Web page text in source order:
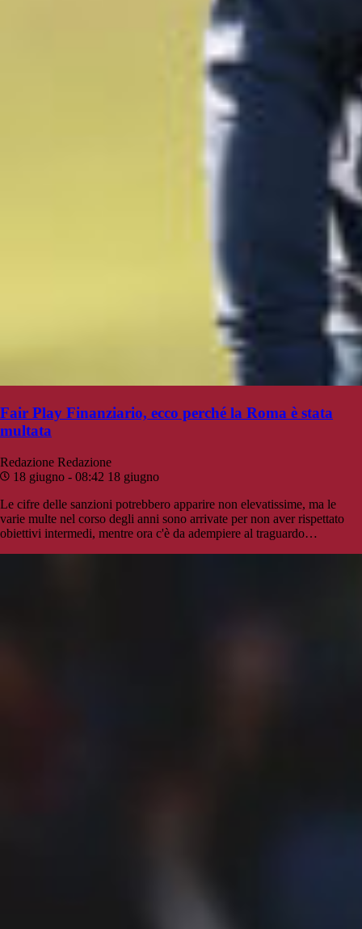
Fair Play Finanziario, ecco perché la Roma è stata
multata
Redazione Redazione
18 giugno - 08:42 18 giugno
Le cifre delle sanzioni potrebbero apparire non elevatissime, ma le
varie multe nel corso degli anni sono arrivate per non aver rispettato
obiettivi intermedi, mentre ora c'è da adempiere al traguardo…